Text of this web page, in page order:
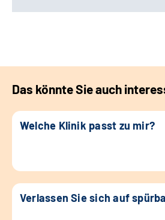
Das könnte Sie auch
Welche Klinik passt zu mir?
Verlassen Sie sich auf